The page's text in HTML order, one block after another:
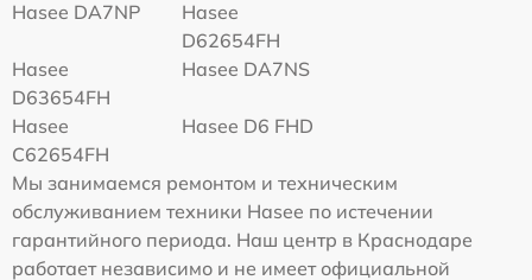
Hasee DA7NP
Hasee
D62654FH
Hasee
D63654FH
Hasee DA7NS
Hasee
C62654FH
Hasee D6 FHD
Мы занимаемся ремонтом и техническим
обслуживанием техники Hasee по истечении
гарантийного периода. Наш центр в Краснодаре
работает независимо и не имеет официальной